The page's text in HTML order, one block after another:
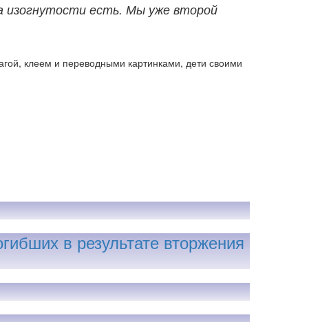
изогнутости есть. Мы уже второй
клеем и переводными картинками, дети своими
в результате вторжения